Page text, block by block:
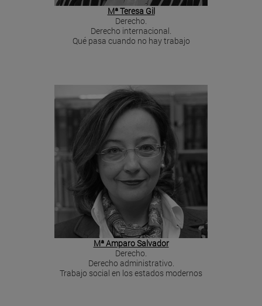
Mª Teresa Gil
Derecho.
Derecho internacional.
Qué pasa cuando no hay trabajo
Mª Amparo Salvador
Derecho.
Derecho administrativo.
Trabajo social en los estados modernos